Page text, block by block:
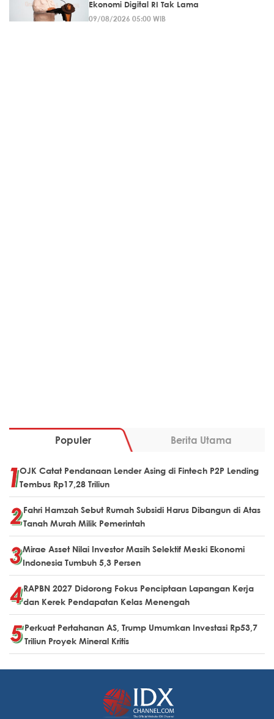
Ekonomi Digital RI Tak Lama
09/08/2026 05:00 WIB
Populer Berita Utama
OJK Catat Pendanaan Lender Asing di Fintech P2P Lending
Tembus Rp17,28 Triliun
Fahri Hamzah Sebut Rumah Subsidi Harus Dibangun di Atas
Tanah Murah Milik Pemerintah
Mirae Asset Nilai Investor Masih Selektif Meski Ekonomi
Indonesia Tumbuh 5,3 Persen
RAPBN 2027 Didorong Fokus Penciptaan Lapangan Kerja
dan Kerek Pendapatan Kelas Menengah
Perkuat Pertahanan AS, Trump Umumkan Investasi Rp53,7
Triliun Proyek Mineral Kritis